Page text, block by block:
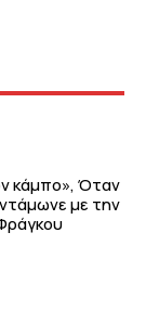
κάμπο», Όταν
με την